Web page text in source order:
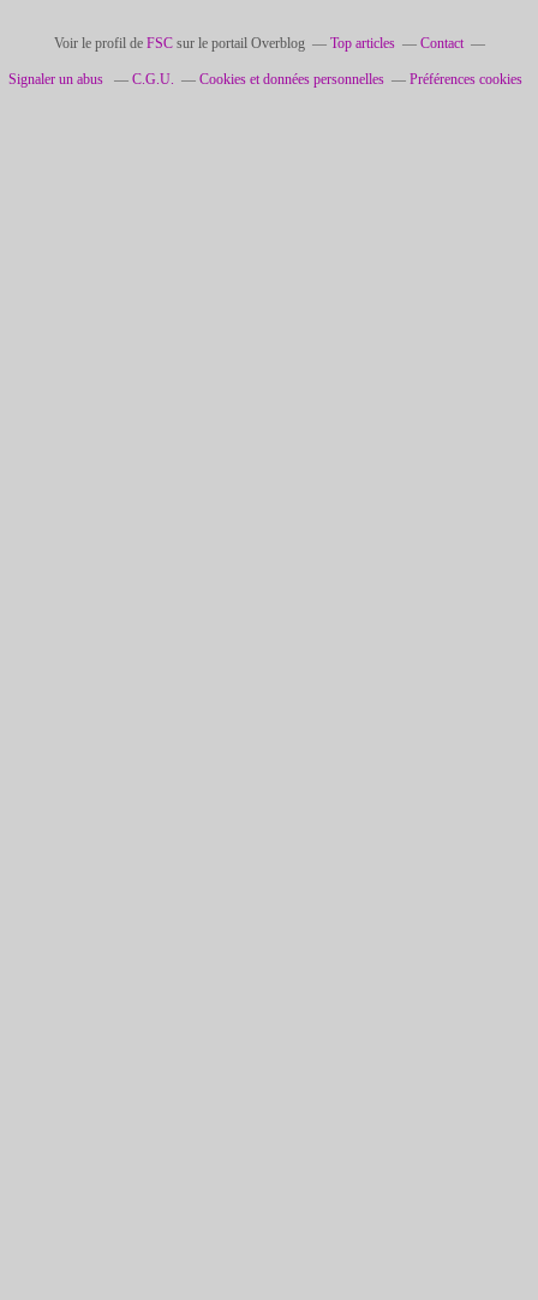
Voir le profil de FSCsur le portail Overblog Top articles Contact
Signaler un abus C.G.U. Cookies et données personnelles Préférences cookies